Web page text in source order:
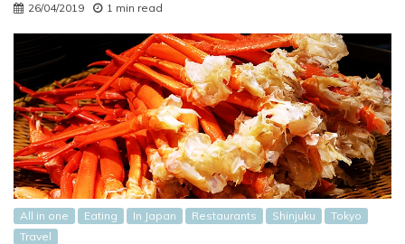
26/04/2019 1 min read
All in one Eating In Japan Restaurants Shinjuku
Tokyo
Travel